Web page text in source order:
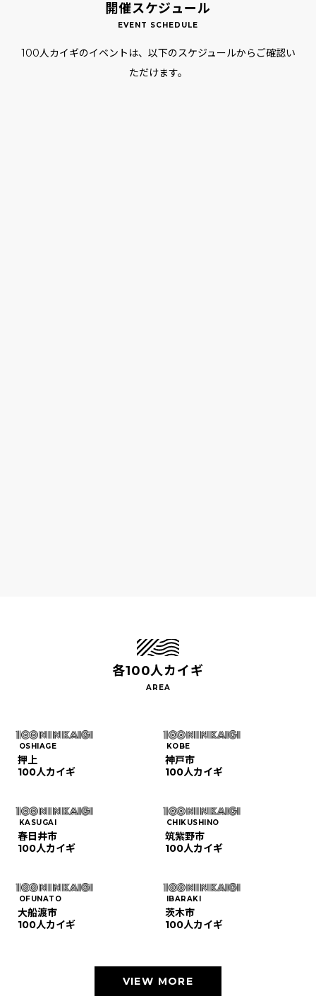
開催スケジュール
100人カイギのイベントは、以下のスケジュールからご確認い
ただけます。
各100人カイギ
OSHIAGE
押上
100人カイギ
KOBE
神戸市
100人カイギ
KASUGAI
春日井市
100人カイギ
CHIKUSHINO
筑紫野市
100人カイギ
OFUNATO
大船渡市
100人カイギ
IBARAKI
茨木市
100人カイギ
VIEW MORE